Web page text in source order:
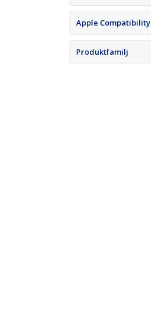
Apple Compatibility
Produktfamilj